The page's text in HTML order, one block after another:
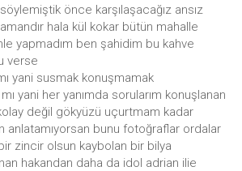
önce karşılaşacağız ansız
hala kül kokar bütün mahalle
yapmadım ben şahidim bu kahve
verse
yani susmak konuşmamak
mı yani her yanımda sorularım konuşlanan
değil gökyüzü uçurtmam kadar
anlatamıyorsan bunu fotoğraflar ordalar
zincir olsun kaybolan bir bilya
hakandan daha da idol adrian ilie